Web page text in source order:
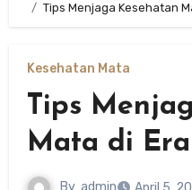
Tips Menjaga Kesehatan
Kesehatan Mata
Tips
Mata di